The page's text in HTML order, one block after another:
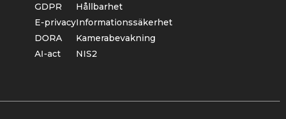
GDPR
E-privacy
DORA
AI-act
Hållbarhet
Informationssäkerhet
Kamerabevakning
NIS2